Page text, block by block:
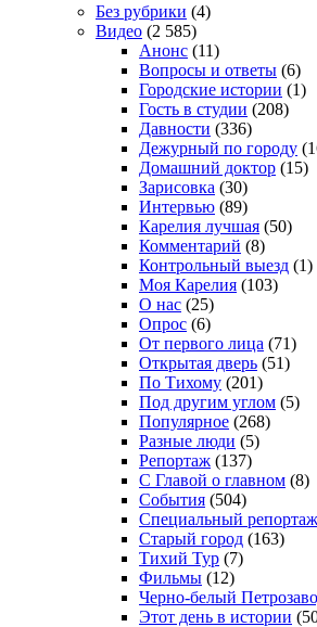
Без рубрики (4)
Видео (2 585)
Анонс (11)
Вопросы и ответы (6)
Городские истории (1)
Гость в студии (208)
Давности (336)
Дежурный по городу
Домашний доктор (15)
Зарисовка (30)
Интервью (89)
Карелия лучшая (50)
Комментарий (8)
Контрольный выезд (1)
Моя Карелия (103)
О нас (25)
Опрос (6)
От первого лица (71)
Открытая дверь (51)
По Тихому (201)
Под другим углом (5)
Популярное (268)
Разные люди (5)
Репортаж (137)
С Главой о главном (8)
События (504)
Специальный репортаж
Старый город (163)
Тихий Тур (7)
Фильмы (12)
Черно-белый
Этот день в истории